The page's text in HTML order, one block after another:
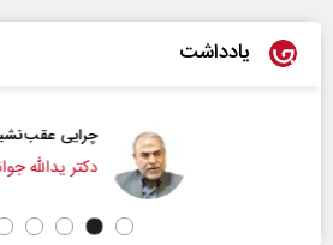
یادداشت
چرایی عقب‌نشینی ترامپ؟
دکتر یدالله جوانی - تحلیلگر